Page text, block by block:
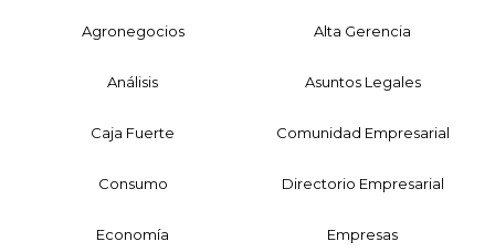
Agronegocios Alta Gerencia
Análisis Asuntos Legales
Caja Fuerte Comunidad Empresarial
Consumo Directorio Empresarial
Economía Empresas